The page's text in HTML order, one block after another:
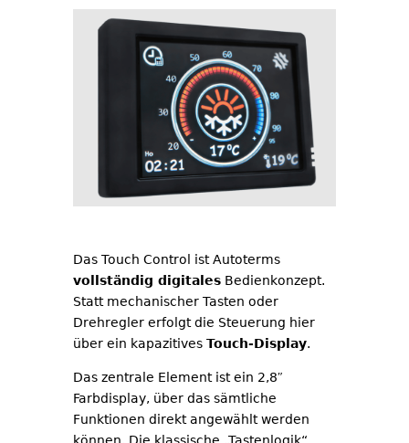
Das Touch Control ist Autoterms
vollständig digitales Bedienkonzept.
Statt mechanischer Tasten oder
Drehregler erfolgt die Steuerung hier
über ein kapazitives Touch-Display.
Das zentrale Element ist ein 2,8″
Farbdisplay, über das sämtliche
Funktionen direkt angewählt werden